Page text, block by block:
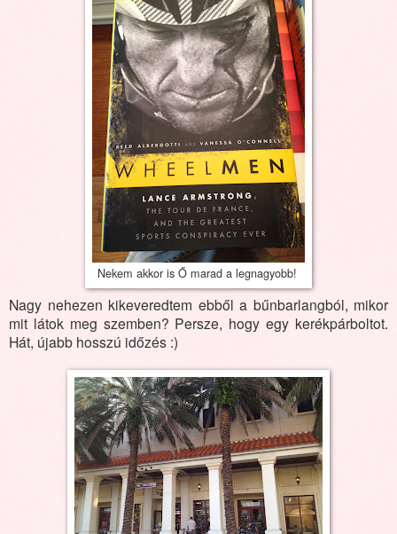
Nekem akkor is Ő marad a legnagyobb!
Nagy nehezen kikeveredtem ebből a bűnbarlangból, mikor
mit látok meg szemben? Persze, hogy egy kerékpárboltot.
Hát, újabb hosszú időzés :)